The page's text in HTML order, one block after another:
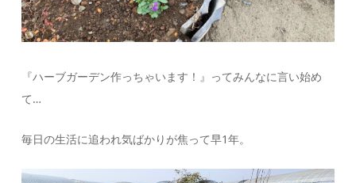
『ハーブガーデン作っちゃいます！』ってみんなに言い始め
て…
毎日の生活に追われ気ばかりが焦って早1年。